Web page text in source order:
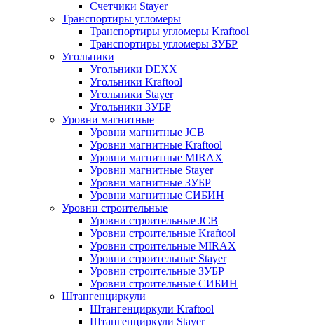
Счетчики Stayer
Транспортиры угломеры
Транспортиры угломеры Kraftool
Транспортиры угломеры ЗУБР
Угольники
Угольники DEXX
Угольники Kraftool
Угольники Stayer
Угольники ЗУБР
Уровни магнитные
Уровни магнитные JCB
Уровни магнитные Kraftool
Уровни магнитные MIRAX
Уровни магнитные Stayer
Уровни магнитные ЗУБР
Уровни магнитные СИБИН
Уровни строительные
Уровни строительные JCB
Уровни строительные Kraftool
Уровни строительные MIRAX
Уровни строительные Stayer
Уровни строительные ЗУБР
Уровни строительные СИБИН
Штангенциркули
Штангенциркули Kraftool
Штангенциркули Stayer